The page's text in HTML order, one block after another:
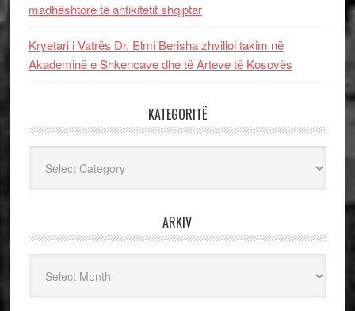
madhështore të antikitetit shqiptar
Kryetari i Vatrës Dr. Elmi Berisha zhvilloi takim në
Akademinë e Shkencave dhe të Arteve të Kosovës
KATEGORITË
ARKIV